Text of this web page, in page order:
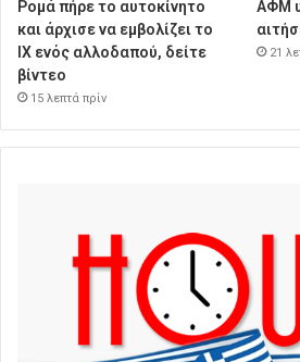
Ρομά πήρε το αυτοκίνητο
και άρχισε να εμβολίζει το
ΙΧ ενός αλλοδαπού, δείτε
βίντεο
15 λεπτά πρίν
ΑΦΜ
21